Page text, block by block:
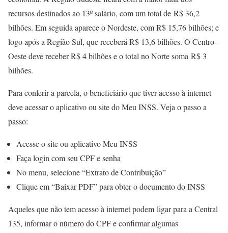
recursos destinados ao 13º salário, com um total de R$ 36,2
bilhões. Em seguida aparece o Nordeste, com R$ 15,76 bilhões; e
logo após a Região Sul, que receberá R$ 13,6 bilhões. O Centro-
Oeste deve receber R$ 4 bilhões e o total no Norte soma R$ 3
bilhões.
Para conferir a parcela, o beneficiário que tiver acesso à internet
deve acessar o aplicativo ou site do Meu INSS. Veja o passo a
passo:
Acesse o site ou aplicativo Meu INSS
Faça login com seu CPF e senha
No menu, selecione “Extrato de Contribuição”
Clique em “Baixar PDF” para obter o documento do INSS
Aqueles que não tem acesso à internet podem ligar para a Central
135, informar o número do CPF e confirmar algumas